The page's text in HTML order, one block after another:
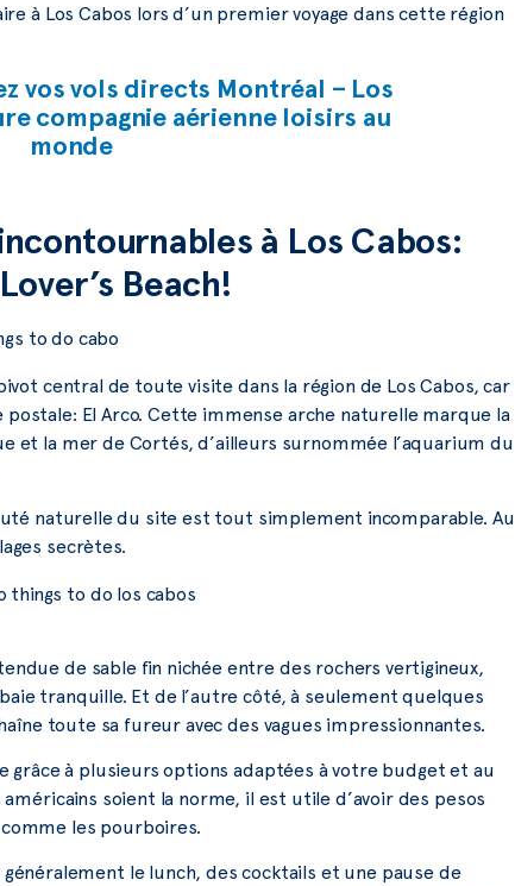
à Los Cabos lors d’un premier voyage dans cette région
vos vols directs Montréal – Los
compagnie aérienne loisirs au
monde
à Los Cabos:
Beach!
central de toute visite dans la région de Los Cabos, car
El Arco. Cette immense arche naturelle marque la
et la mer de Cortés, d’ailleurs surnommée l’aquarium du
naturelle du site est tout simplement incomparable. Au
secrètes.
de sable fin nichée entre des rochers vertigineux,
tranquille. Et de l’autre côté, à seulement quelques
toute sa fureur avec des vagues impressionnantes.
grâce à plusieurs options adaptées à votre budget et au
soient la norme, il est utile d’avoir des pesos
les pourboires.
le lunch, des cocktails et une pause de